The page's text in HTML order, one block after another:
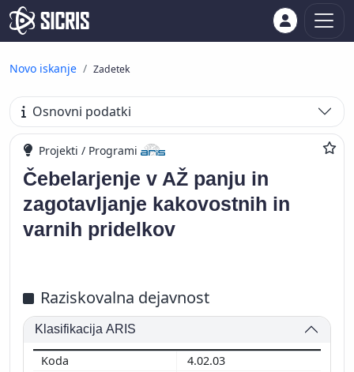
Novo iskanje Zadetek
Osnovni podatki
Projekti / Programi
Čebelarjenje v AŽ panju in
zagotavljanje kakovostnih in
varnih pridelkov
Raziskovalna dejavnost
Klasifikacija ARIS
4.02.03